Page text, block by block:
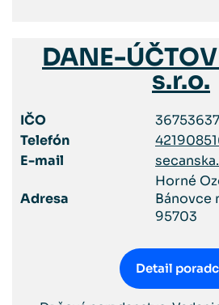
DANE-
s.r.o.
IČO
36753637
Telefón
E-mail
Adresa
Horné
Bánovce
95703
Detail